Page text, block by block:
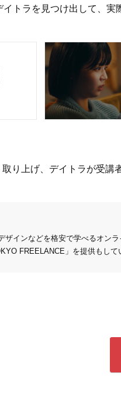
トラを見つけ出して、
り上げ、デイトラが受
ザインなどを格安で学べるオン
FREELANCE」を提供もして